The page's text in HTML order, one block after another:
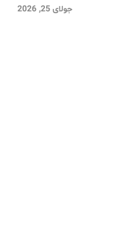
جولای 25, 2026